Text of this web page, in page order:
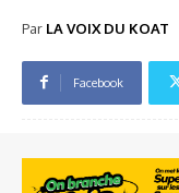
Par LA VOIX DU KOAT
Facebook